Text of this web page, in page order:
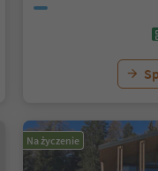
Na życzenie